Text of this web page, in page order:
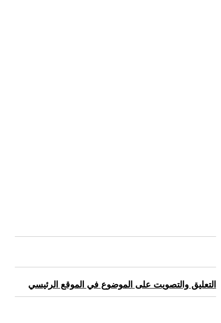
التعليق والتصويت على الموضوع في الموقع الرئيسي